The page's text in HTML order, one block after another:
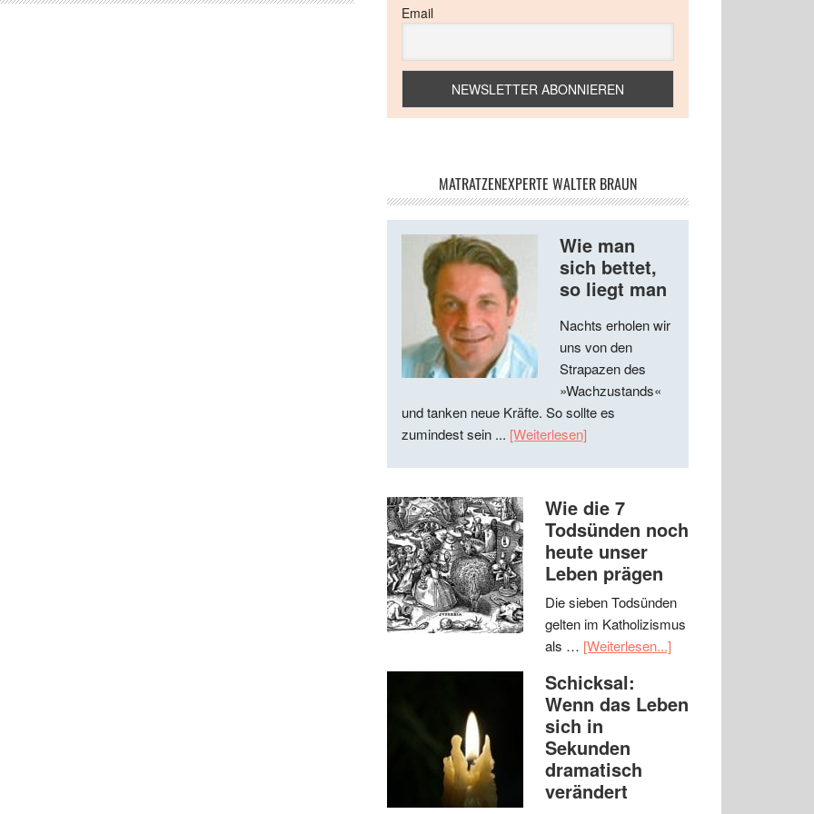
Email
MATRATZENEXPERTE WALTER BRAUN
Wie man
sich bettet,
so liegt man
Nachts erholen wir
uns von den
Strapazen des
»Wachzustands«
und tanken neue Kräfte. So sollte es
zumindest sein ... [Weiterlesen]
Wie die 7
Todsünden noch
heute unser
Leben prägen
Die sieben Todsünden
gelten im Katholizismus
als … [Weiterlesen...]
Schicksal:
Wenn das Leben
sich in
Sekunden
dramatisch
verändert